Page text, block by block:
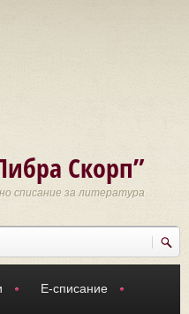
Скорп”
списание за литература
Е-списание